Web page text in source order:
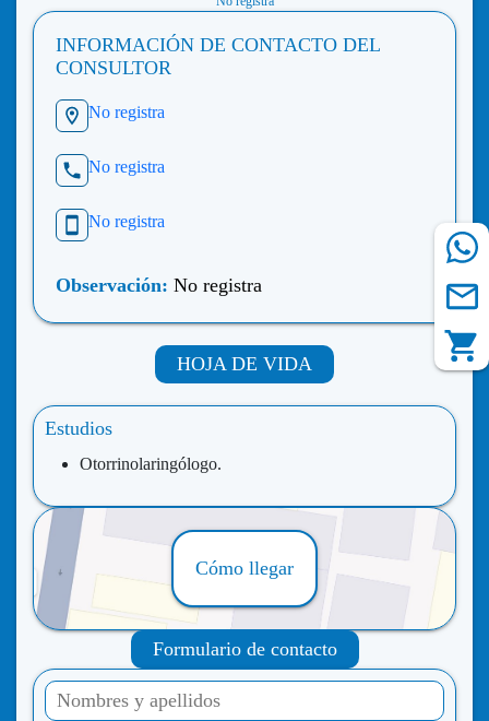
INFORMACIÓN DE CONTACTO DEL
CONSULTOR
No registra
No registra
No registra
Observación: No registra
HOJA DE VIDA
Estudios
Otorrinolaringólogo.
Cómo llegar
Formulario de contacto